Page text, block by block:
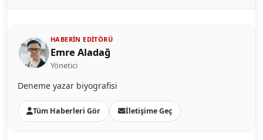
HABERIN EDITÖRÜ
Emre Aladağ
Yönetici
Deneme yazar biyografisi
Tüm Haberleri Gör İletişime Geç